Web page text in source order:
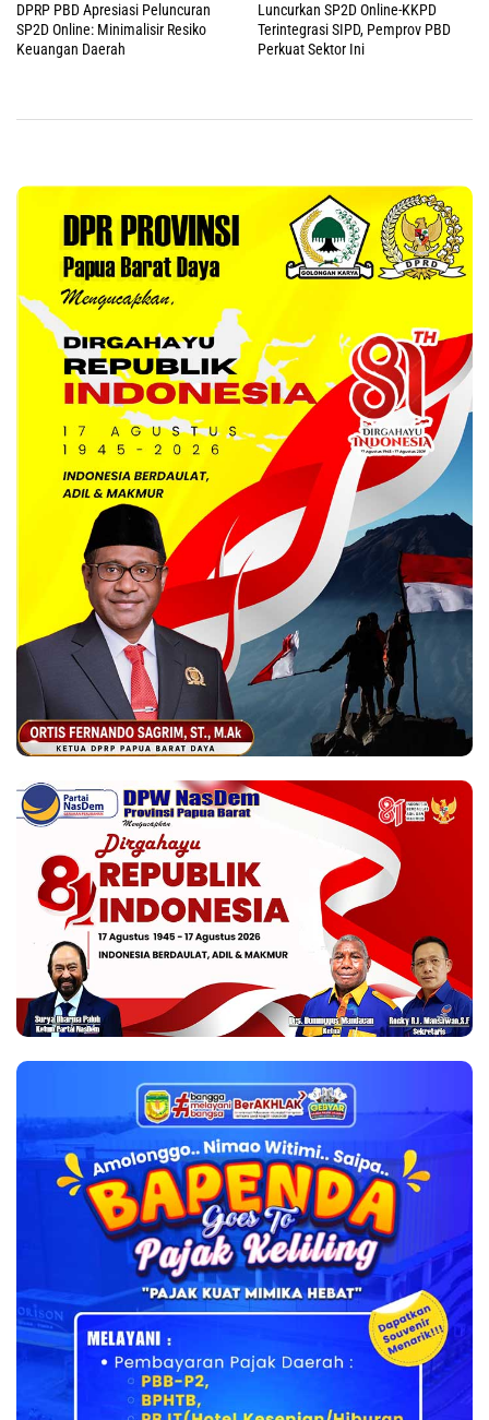
DPRP PBD Apresiasi Peluncuran
SP2D Online: Minimalisir Resiko
Keuangan Daerah
Luncurkan SP2D Online-KKPD
Terintegrasi SIPD, Pemprov PBD
Perkuat Sektor Ini